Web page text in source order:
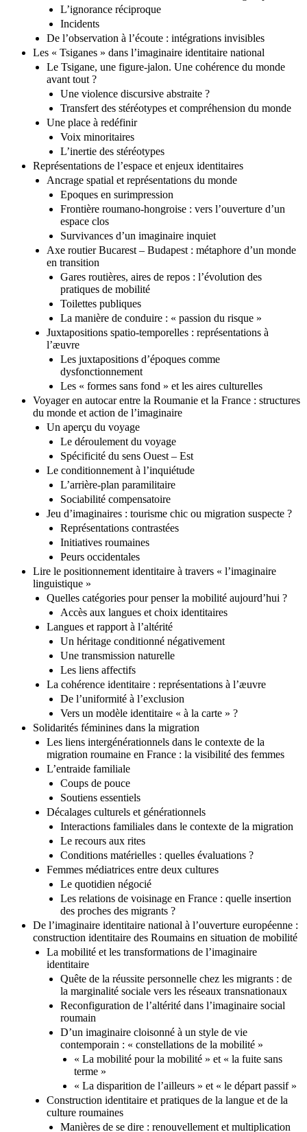
Rencontres sur le terrain : cloisonnement des groupes
L’ignorance réciproque
Incidents
De l’observation à l’écoute : intégrations invisibles
Les « Tsiganes » dans l’imaginaire identitaire national
Le Tsigane, une figure-jalon. Une cohérence du monde
avant tout ?
Une violence discursive abstraite ?
Transfert des stéréotypes et compréhension du monde
Une place à redéfinir
Voix minoritaires
L’inertie des stéréotypes
Représentations de l’espace et enjeux identitaires
Ancrage spatial et représentations du monde
Epoques en surimpression
Frontière roumano-hongroise : vers l’ouverture d’un
espace clos
Survivances d’un imaginaire inquiet
Axe routier Bucarest – Budapest : métaphore d’un monde
en transition
Gares routières, aires de repos : l’évolution des
pratiques de mobilité
Toilettes publiques
La manière de conduire : « passion du risque »
Juxtapositions spatio-temporelles : représentations à
l’æuvre
Les juxtapositions d’époques comme
dysfonctionnement
Les « formes sans fond » et les aires culturelles
Voyager en autocar entre la Roumanie et la France : structures
du monde et action de l’imaginaire
Un aperçu du voyage
Le déroulement du voyage
Spécificité du sens Ouest – Est
Le conditionnement à l’inquiétude
L’arrière-plan paramilitaire
Sociabilité compensatoire
Jeu d’imaginaires : tourisme chic ou migration suspecte ?
Représentations contrastées
Initiatives roumaines
Peurs occidentales
Lire le positionnement identitaire à travers « l’imaginaire
linguistique »
Quelles catégories pour penser la mobilité aujourd’hui ?
Accès aux langues et choix identitaires
Langues et rapport à l’altérité
Un héritage conditionné négativement
Une transmission naturelle
Les liens affectifs
La cohérence identitaire : représentations à l’æuvre
De l’uniformité à l’exclusion
Vers un modèle identitaire « à la carte » ?
Solidarités féminines dans la migration
Les liens intergénérationnels dans le contexte de la
migration roumaine en France : la visibilité des femmes
L’entraide familiale
Coups de pouce
Soutiens essentiels
Décalages culturels et générationnels
Interactions familiales dans le contexte de la migration
Le recours aux rites
Conditions matérielles : quelles évaluations ?
Femmes médiatrices entre deux cultures
Le quotidien négocié
Les relations de voisinage en France : quelle insertion
des proches des migrants ?
De l’imaginaire identitaire national à l’ouverture européenne :
construction identitaire des Roumains en situation de mobilité
La mobilité et les transformations de l’imaginaire
identitaire
Quête de la réussite personnelle chez les migrants : de
la marginalité sociale vers les réseaux transnationaux
Reconfiguration de l’altérité dans l’imaginaire social
roumain
D’un imaginaire cloisonné à un style de vie
contemporain : « constellations de la mobilité »
« La mobilité pour la mobilité » et « la fuite sans
terme »
« La disparition de l’ailleurs » et « le départ passif »
Construction identitaire et pratiques de la langue et de la
culture roumaines